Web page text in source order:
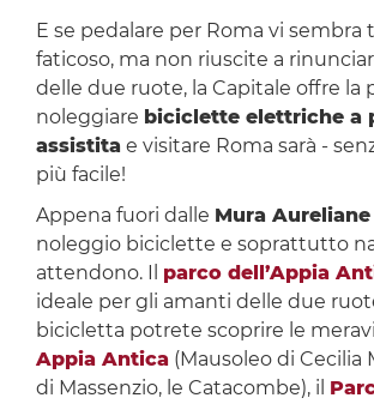
E se pedalare per Roma vi sembra
faticoso, ma non riuscite a
delle due ruote, la Capitale offre la
noleggiare biciclette elettriche a
assistita e visitare Roma sarà -
più facile!
Appena fuori dalle Mura Aureliane
noleggio biciclette e soprattutto
attendono. Il parco dell’Appia
ideale per gli amanti delle due
bicicletta potrete scoprire le
Appia Antica(Mausoleo di Cecilia
di Massenzio, le Catacombe), il